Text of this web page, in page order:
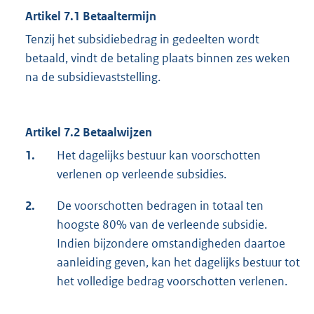
Artikel 7.1 Betaaltermijn
Tenzij het subsidiebedrag in gedeelten wordt
betaald, vindt de betaling plaats binnen zes weken
na de subsidievaststelling.
Artikel 7.2 Betaalwijzen
1.
Het dagelijks bestuur kan voorschotten
verlenen op verleende subsidies.
2.
De voorschotten bedragen in totaal ten
hoogste 80% van de verleende subsidie.
Indien bijzondere omstandigheden daartoe
aanleiding geven, kan het dagelijks bestuur tot
het volledige bedrag voorschotten verlenen.